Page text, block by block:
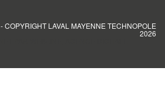
- COPYRIGHT LAVAL MAYENNE TECHNOPOLE
2026